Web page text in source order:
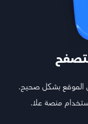
الموقع بشكل صحيح.
منصة علا.